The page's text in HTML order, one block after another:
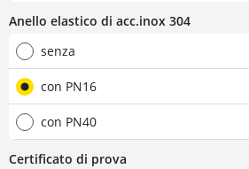
Anello elastico di acc.inox 304
senza
con PN16
con PN40
Certificato di prova